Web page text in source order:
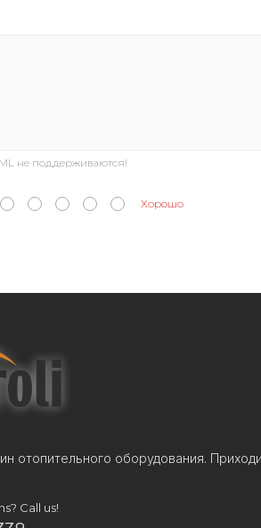
не поддерживаются!
Хорошо
отопительного оборудования.
Call us!